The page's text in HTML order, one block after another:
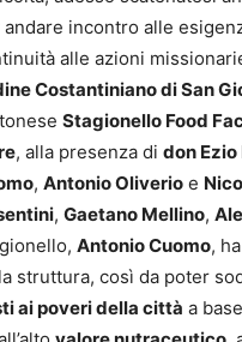
andare incontro alle
alle azioni
Costantiniano di San
Stagionello Food
, alla presenza di don Ezio
, Antonio Oliverio e
, Gaetano Mellino,
Antonio Cuomo,
struttura, così da poter
ai poveri della città a